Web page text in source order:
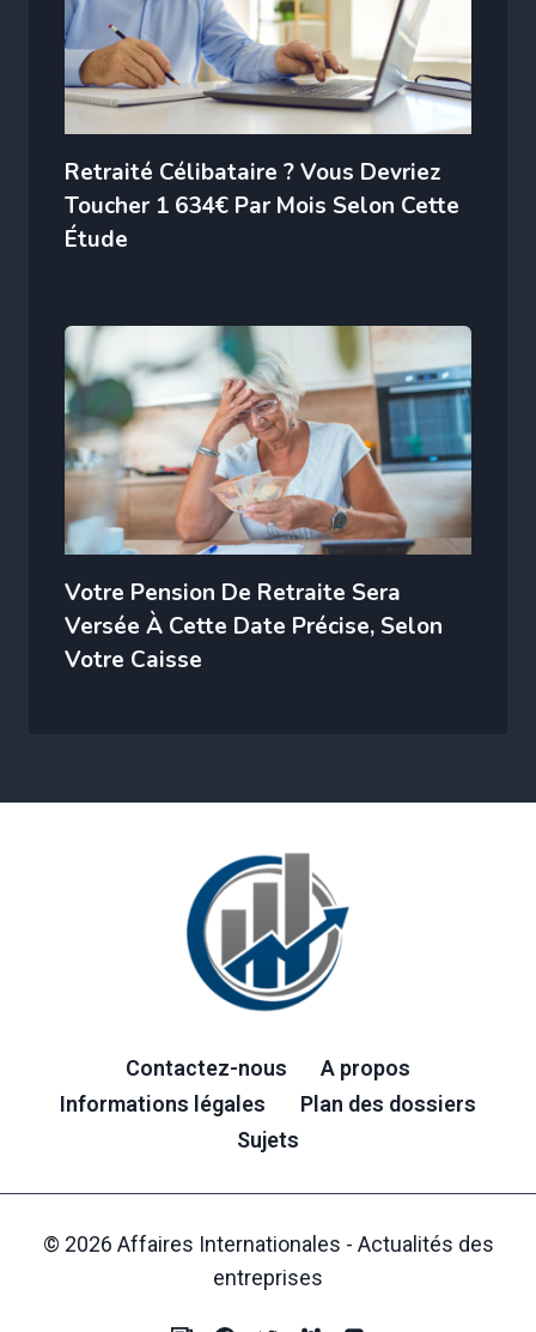
Retraité Célibataire ? Vous Devriez
Toucher 1 634€ Par Mois Selon Cette
Étude
Votre Pension De Retraite Sera
Versée À Cette Date Précise, Selon
Votre Caisse
Contactez-nous
A propos
Informations légales
Plan des dossiers
Sujets
© 2026 Affaires Internationales - Actualités des
entreprises